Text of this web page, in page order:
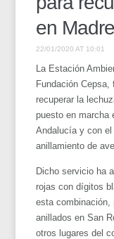
en
22/01/2020 AT 10:01
La Estación
Fundación Cepsa,
recuperar la
puesto en marcha
Andalucía y con
anillamiento de
Dicho servicio ha
rojas con dígitos
esta combinación,
anillados en San
otros lugares del